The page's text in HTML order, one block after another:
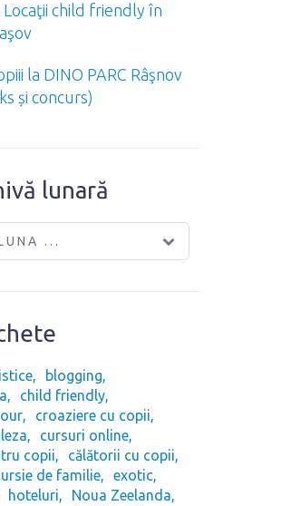
Locaţii child friendly în
la DINO PARC Râşnov
și concurs)
lunară
...
blogging
child friendly
croaziere cu copii
cursuri online
copii
călătorii cu copii
de familie
exotic
hoteluri
Noua Zeelanda